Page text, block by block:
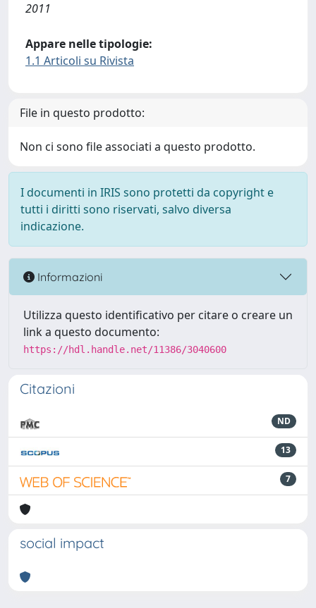
2011
Appare nelle tipologie:
1.1 Articoli su Rivista
File in questo prodotto:
Non ci sono file associati a questo prodotto.
I documenti in IRIS sono protetti da copyright e
tutti i diritti sono riservati, salvo diversa
indicazione.
Informazioni
Utilizza questo identificativo per citare o creare un
link a questo documento:
https://hdl.handle.net/11386/3040600
Citazioni
ND
13
7
social impact